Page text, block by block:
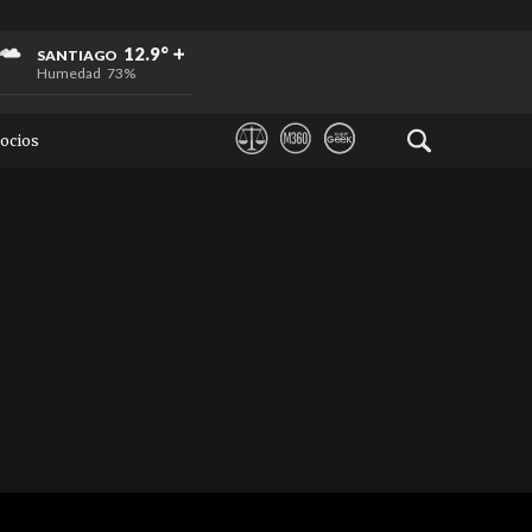
SANTIAGO 12.9°
Humedad 73%
+
+
+